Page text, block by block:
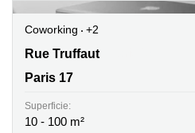
Coworking
+2
33 rue Truffaut, Paris 17
Rue Truffaut
Paris 17
Superficie:
10 - 100 m²